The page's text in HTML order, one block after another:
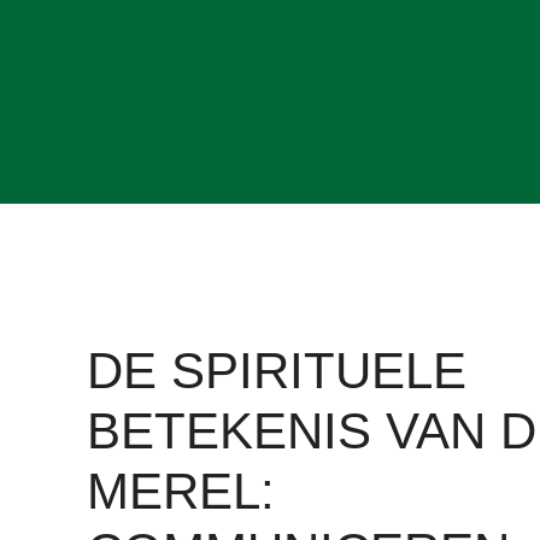
DE SPIRITUELE
BETEKENIS VAN
MEREL: